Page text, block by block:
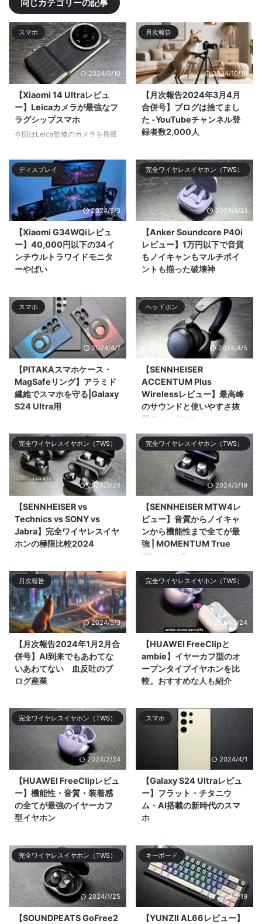
同じカテゴリーの記事
スマホ
2024/6/10
【Xiaomi 14 Ultraレビュ
ー】Leicaカメラが最強なフ
ラグシップスマホ
今回はLeica監修のカメラを搭載
る。Xiaomiのガチのフラ| ...
月次報告
2024/10/19
【月次報告2024年3月4月
合併号】ブログは捨てまし
た -YouTubeチャンネル登
録者数2,000人
り新入生や新クラス、新入社員な
ど新 ...
ディスプレイ
2024/5/3
【Xiaomi G34WQiレビュ
ー】40,000円以下の34イ
ンチウルトラワイドモニタ
ーやばい
UWQHD（3,440 × 1,440）のウ
ルトラワイドモニター「Xiaomi
G34WQi」 ...
完全ワイヤレスイヤホン（TWS）
2024/4/21
【Anker Soundcore P40i
レビュー】1万円以下で音質
もノイキャンもマルチポイ
ントも揃った破壊神
キャン優秀、マルチポイントにも
ワイӣ ...
スマホ
2024/4/7
【PITAKAスマホケース・
MagSafeリング】アラミド
繊維でスマホを守る|Galaxy
S24 Ultra用
PITAKAのアラミド繊維のケース
やMagSafeリング、スクリーン
プロ&# ...
ヘッドホン
2024/4/5
【SENNHEISER
ACCENTUM Plus
Wirelessレビュー】最高峰
のサウンドと使いやすさ抜
群のヘッドホン
今回はSENNHEISERのミドルレ
ンジモデル「SENNHEISER
ACCENTUM Plus Wireless」を
レビューする。ミドル ...
完全ワイヤレスイヤホン（TWS）
2024/3/20
【SENNHEISER vs
Technics vs SONY vs
Jabra】完全ワイヤレスイヤ
ホンの極限比較2024
完全ワイヤレスイヤホン
「SENNHEISER MOMENTUM
True Wireless 4」「SONY WF-
1000XM5 ...
完全ワイヤレスイヤホン（TWS）
2024/3/19
【SENNHEISER MTW4レ
ビュー】音質からノイキャ
ンから機能性まで全てが最
強 | MOMENTUM True
Wireless 4
今回は2024年のNo.1候補である
フラグシップ完全ワイヤレスイヤ
ホン「SENNHEISER
MOMENTUM Tru ...
月次報告
2024/5/3
【月次報告2024年1月2月合
併号】AI到来でもあわてな
いあわてない 血反吐のブ
ログ産業
次報告を合算して振り返りや感じ
たことをツ& ...
完全ワイヤレスイヤホン（TWS）
2024/2/24
【HUAWEI FreeClipと
ambie】イヤーカフ型のオ
ープンタイプイヤホンを比
較。おすすめな人も紹介
「ambie AM-TW01」と2024年
登場の「HUAWEI FreeClip」を比
較してどち ...
完全ワイヤレスイヤホン（TWS）
2024/2/24
【HUAWEI FreeClipレビュ
ー】機能性・音質・装着感
の全てが最強のイヤーカフ
型イヤホン
11,749%の超絶大成功を記録した
オープンタイプ（&# ...
スマホ
2024/4/1
【Galaxy S24 Ultraレビュ
ー】フラット・チタニウ
ム・AI搭載の新時代のスマ
ホ
スマホ「Galaxy S24 Ultra」をレ
ビューする。大まかなデザ ...
完全ワイヤレスイヤホン（TWS）
2024/1/25
【SOUNDPEATS GoFree2
キーボード
2024/1/19
【YUNZII AL66レビュー】